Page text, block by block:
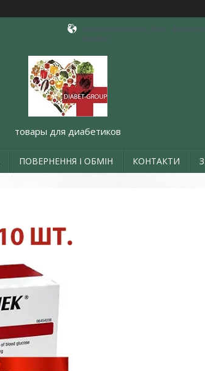
товары для диабетиков
ПОВЕРНЕННЯ І ОБМІН КОНТАКТИ